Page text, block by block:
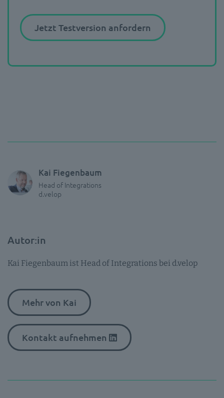
Jetzt Testversion anfordern
Autor:in
Kai Fiegenbaum ist Head of Integrations bei d.velop
Mehr von Kai
Kontakt aufnehmen
Kai Fiegenbaum
Head of Integrations
d.velop